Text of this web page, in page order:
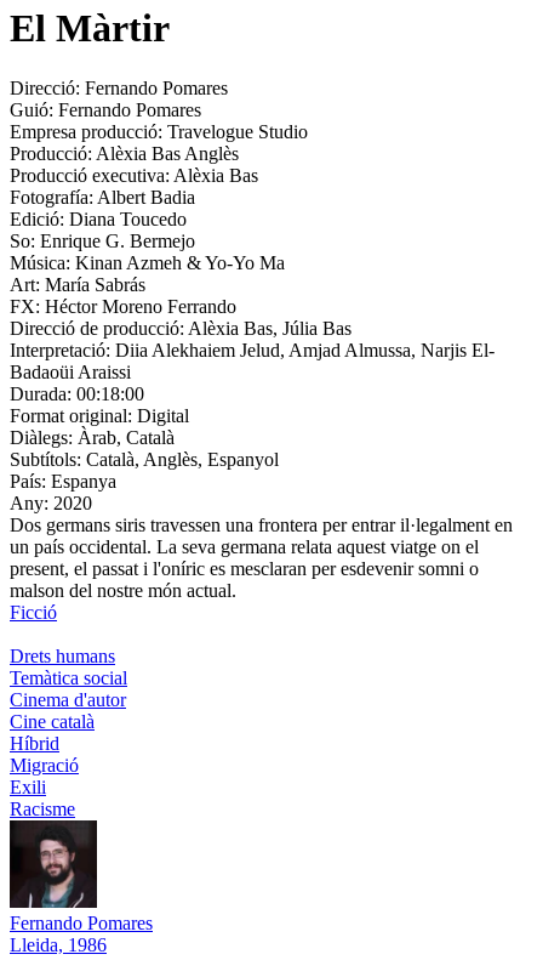
El Màrtir
Direcció: Fernando Pomares
Guió: Fernando Pomares
Empresa producció: Travelogue Studio
Producció: Alèxia Bas Anglès
Producció executiva: Alèxia Bas
Fotografía: Albert Badia
Edició: Diana Toucedo
So: Enrique G. Bermejo
Música: Kinan Azmeh & Yo-Yo Ma
Art: María Sabrás
FX: Héctor Moreno Ferrando
Direcció de producció: Alèxia Bas, Júlia Bas
Interpretació: Diia Alekhaiem Jelud, Amjad Almussa, Narjis El-
Badaoüi Araissi
Durada: 00:18:00
Format original: Digital
Diàlegs: Àrab, Català
Subtítols: Català, Anglès, Espanyol
País: Espanya
Any: 2020
Dos germans siris travessen una frontera per entrar il·legalment en
un país occidental. La seva germana relata aquest viatge on el
present, el passat i l'oníric es mesclaran per esdevenir somni o
malson del nostre món actual.
Ficció
Drets humans
Temàtica social
Cinema d'autor
Cine català
Híbrid
Migració
Exili
Racisme
Fernando Pomares
Lleida, 1986